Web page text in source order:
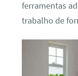
ferramentas
trabalho de